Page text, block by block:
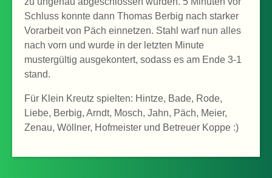
Schluss konnte dann Thomas Berbig nach starker
Vorarbeit von Päch einnetzen. Stahl warf nun alles
nach vorn und wurde in der letzten Minute
mustergültig ausgekontert, sodass es am Ende 3-1
stand.
Für Klein Kreutz spielten: Hintze, Bade, Rode,
Liebe, Berbig, Arndt, Mosch, Jahn, Päch, Meier,
Zenau, Wöllner, Hofmeister und Betreuer Koppe :)